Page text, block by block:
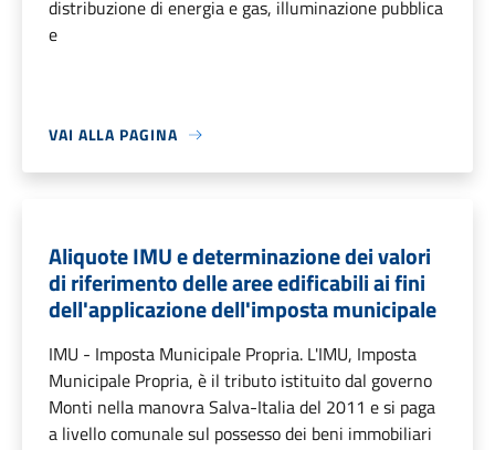
distribuzione di energia e gas, illuminazione pubblica
e
VAI ALLA PAGINA
Aliquote IMU e determinazione dei valori
di riferimento delle aree edificabili ai fini
dell'applicazione dell'imposta municipale
IMU - Imposta Municipale Propria. L'IMU, Imposta
Municipale Propria, è il tributo istituito dal governo
Monti nella manovra Salva-Italia del 2011 e si paga
a livello comunale sul possesso dei beni immobiliari